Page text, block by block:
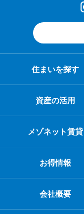
住まいを探す
資産の活用
メゾネット賃貸
お得情報
会社概要